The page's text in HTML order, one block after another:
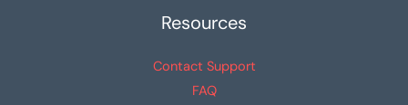
Resources
Contact Support
FAQ